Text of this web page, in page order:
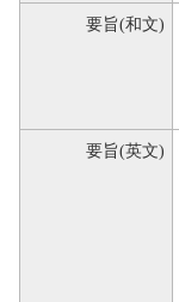
要旨(和文)
要旨(英文)